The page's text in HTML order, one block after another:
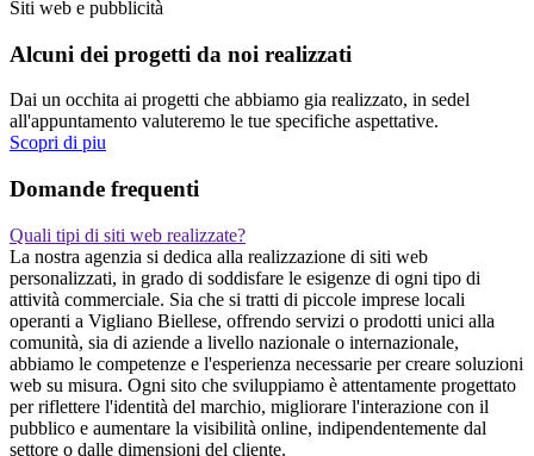
Siti web e pubblicità
Alcuni dei progetti da noi realizzati
Dai un occhita ai progetti che abbiamo gia realizzato, in sedel
all'appuntamento valuteremo le tue specifiche aspettative.
Scopri di piu
Domande frequenti
Quali tipi di siti web realizzate?
La nostra agenzia si dedica alla realizzazione di siti web
personalizzati, in grado di soddisfare le esigenze di ogni tipo di
attività commerciale. Sia che si tratti di piccole imprese locali
operanti a Vigliano Biellese, offrendo servizi o prodotti unici alla
comunità, sia di aziende a livello nazionale o internazionale,
abbiamo le competenze e l'esperienza necessarie per creare soluzioni
web su misura. Ogni sito che sviluppiamo è attentamente progettato
per riflettere l'identità del marchio, migliorare l'interazione con il
pubblico e aumentare la visibilità online, indipendentemente dal
settore o dalle dimensioni del cliente.